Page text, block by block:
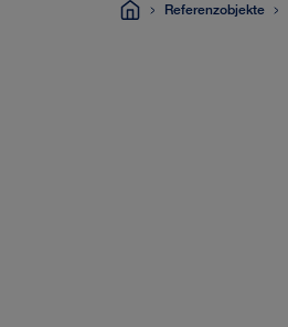
Referenzobjekte